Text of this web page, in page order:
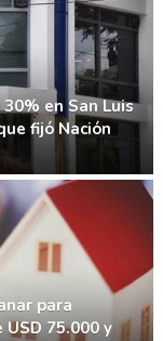
en San Luis
fijó Nación
para
75.000 y